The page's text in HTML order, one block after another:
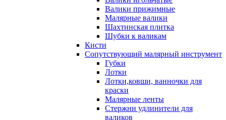
Валики прижимные
Малярные валики
Шахтинская плитка
Шубки к валикам
Кисти
Сопутствующий малярный инструмент
Губки
Лотки
Лотки,ковши, ванночки для
краски
Малярные ленты
Стержни удлинители для
валиков